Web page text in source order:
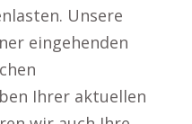
Unsere
eingehenden
Ihrer aktuellen